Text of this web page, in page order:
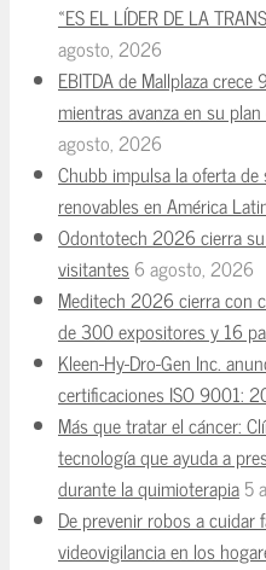
«ES EL LÍDER DE LA
agosto, 2026
EBITDA de Mallplaza
mientras avanza en su
agosto, 2026
Chubb impulsa la oferta
renovables en América
Odontotech 2026 cierra
visitantes6 agosto, 2026
Meditech 2026 cierra con
de 300 expositores y 16
Kleen-Hy-Dro-Gen Inc.
certificaciones ISO 9001:
Más que tratar el cáncer:
tecnología que ayuda a
durante la quimioterapia5
De prevenir robos a cuidar
videovigilancia en los